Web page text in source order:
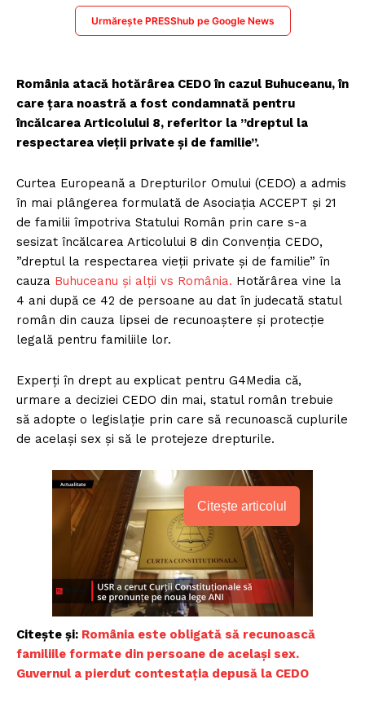
Urmărește PRESShub pe Google News
România atacă hotărârea CEDO în cazul Buhuceanu, în
care țara noastră a fost condamnată pentru
încălcarea Articolului 8, referitor la ”dreptul la
respectarea vieţii private şi de familie”.
Curtea Europeană a Drepturilor Omului (CEDO) a admis
în mai plângerea formulată de Asociația ACCEPT și 21
de familii împotriva Statului Român prin care s-a
sesizat încălcarea Articolului 8 din Convenția CEDO,
”dreptul la respectarea vieţii private şi de familie” în
cauza Buhuceanu și alții vs România. Hotărârea vine la
4 ani după ce 42 de persoane au dat în judecată statul
român din cauza lipsei de recunoaștere și protecție
legală pentru familiile lor.
Experți în drept au explicat pentru G4Media că,
urmare a deciziei CEDO din mai, statul român trebuie
să adopte o legislație prin care să recunoască cuplurile
de același sex și să le protejeze drepturile.
Citește articolul
Citește și: România este obligată să recunoască
familiile formate din persoane de același sex.
Guvernul a pierdut contestația depusă la CEDO